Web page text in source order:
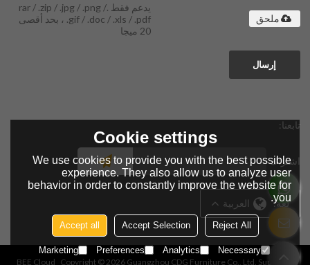
يدعم فقط .rar / .zip / .jpg / .png /
.gif / .doc / .xls / .pdf ، بحد أقصى
20 ميجا
ملحق
إرسال
تابعنا:
اشتراك
لغة: العربية
Copyright © 2026 Guangzhou CDG Furniture Co., Ltd. Support By
BEE Cloud
Cookie settings
We use cookies to provide you with the best possible
experience. They also allow us to analyze user
behavior in order to constantly improve the website for
you.
Reject All
Accept Selection
Accept all
Necessary
Analytics
Preferences
Marketing